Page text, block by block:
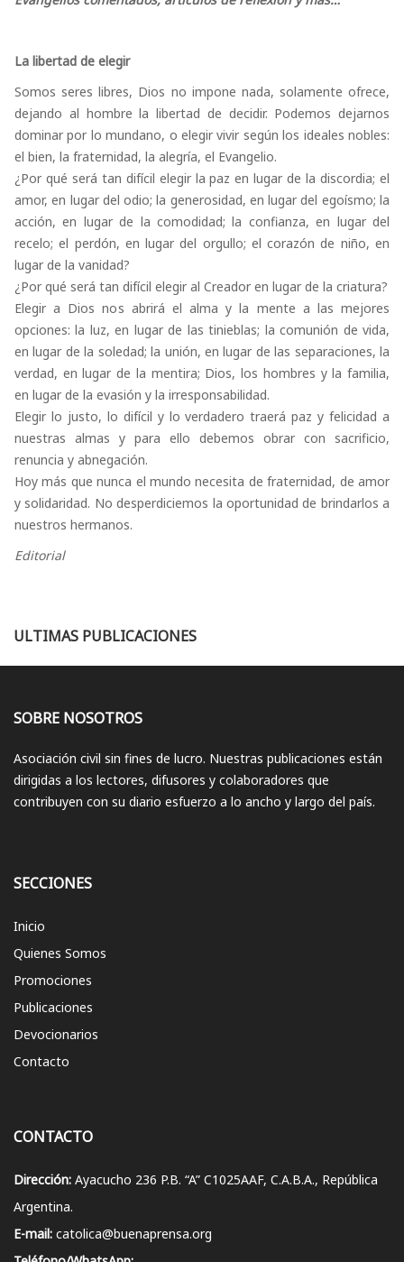
La libertad de elegir
Somos seres libres, Dios no impone nada, solamente ofrece,
dejando al hombre la libertad de decidir. Podemos dejarnos
dominar por lo mundano, o elegir vivir según los ideales nobles:
el bien, la fraternidad, la alegría, el Evangelio.
¿Por qué será tan difícil elegir la paz en lugar de la discordia; el
amor, en lugar del odio; la generosidad, en lugar del egoísmo; la
acción, en lugar de la comodidad; la confianza, en lugar del
recelo; el perdón, en lugar del orgullo; el corazón de niño, en
lugar de la vanidad?
¿Por qué será tan difícil elegir al Creador en lugar de la criatura?
Elegir a Dios nos abrirá el alma y la mente a las mejores
opciones: la luz, en lugar de las tinieblas; la comunión de vida,
en lugar de la soledad; la unión, en lugar de las separaciones, la
verdad, en lugar de la mentira; Dios, los hombres y la familia,
en lugar de la evasión y la irresponsabilidad.
Elegir lo justo, lo difícil y lo verdadero traerá paz y felicidad a
nuestras almas y para ello debemos obrar con sacrificio,
renuncia y abnegación.
Hoy más que nunca el mundo necesita de fraternidad, de amor
y solidaridad. No desperdiciemos la oportunidad de brindarlos a
nuestros hermanos.
Editorial
ULTIMAS PUBLICACIONES
SOBRE NOSOTROS
Asociación civil sin fines de lucro. Nuestras publicaciones están
dirigidas a los lectores, difusores y colaboradores que
contribuyen con su diario esfuerzo a lo ancho y largo del país.
SECCIONES
Inicio
Quienes Somos
Promociones
Publicaciones
Devocionarios
Contacto
CONTACTO
Dirección: Ayacucho 236 P.B. “A” C1025AAF, C.A.B.A., República
Argentina.
E-mail: catolica@buenaprensa.org